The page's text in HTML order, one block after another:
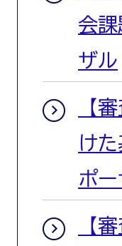
会
ザル
【
け
ポ
【